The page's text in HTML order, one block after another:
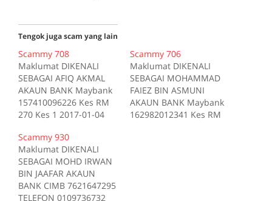
Tengok juga scam yang lain
Scammy 708
Maklumat DIKENALI
SEBAGAI AFIQ AKMAL
AKAUN BANK Maybank
157410096226 Kes RM
270 Kes 1 2017-01-04
Sumber scam.my id:708
Scammy 706
Maklumat DIKENALI
SEBAGAI MOHAMMAD
FAIEZ BIN ASMUNI
AKAUN BANK Maybank
162982012341 Kes RM
Scammy 930
Maklumat DIKENALI
SEBAGAI MOHD IRWAN
BIN JAAFAR AKAUN
BANK CIMB 7621647295
TELEFON 0109736732